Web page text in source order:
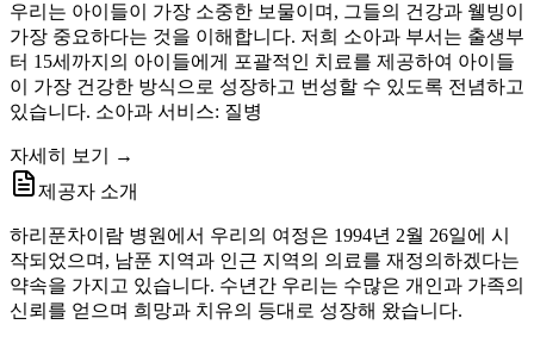
우리는 아이들이 가장 소중한 보물이며, 그들의 건강과 웰빙이
가장 중요하다는 것을 이해합니다. 저희 소아과 부서는 출생부
터 15세까지의 아이들에게 포괄적인 치료를 제공하여 아이들
이 가장 건강한 방식으로 성장하고 번성할 수 있도록 전념하고
있습니다. 소아과 서비스: 질병
자세히 보기 →
제공자 소개
하리푼차이람 병원에서 우리의 여정은 1994년 2월 26일에 시
작되었으며, 남푼 지역과 인근 지역의 의료를 재정의하겠다는
약속을 가지고 있습니다. 수년간 우리는 수많은 개인과 가족의
신뢰를 얻으며 희망과 치유의 등대로 성장해 왔습니다.